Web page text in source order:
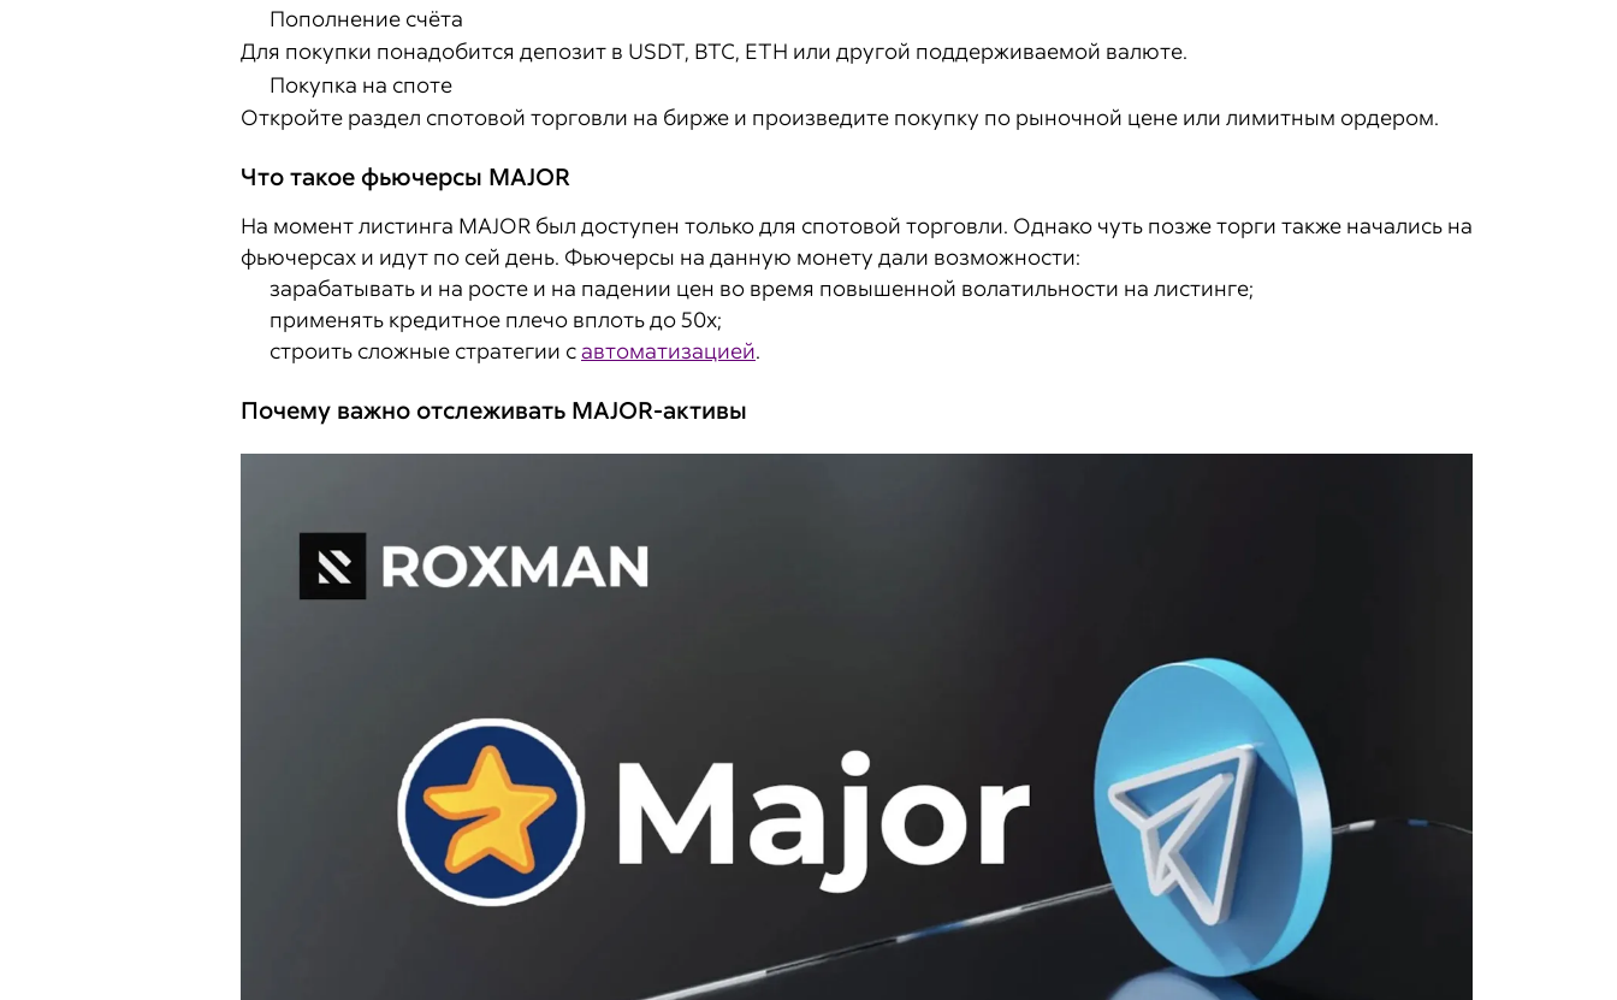
Пополнение счёта
Для покупки понадобится депозит в USDT, BTC, ETH или другой поддерживаемой валюте.
Покупка на споте
Откройте раздел спотовой торговли на бирже и произведите покупку по рыночной цене или лимитным ордером.
Что такое фьючерсы MAJOR
На момент листинга MAJOR был доступен только для спотовой торговли. Однако чуть позже торги также начались на
фьючерсах и идут по сей день. Фьючерсы на данную монету дали возможности:
зарабатывать и на росте и на падении цен во время повышенной волатильности на листинге;
применять кредитное плечо вплоть до 50х;
строить сложные стратегии савтоматизацией.
Почему важно отслеживать MAJOR-активы